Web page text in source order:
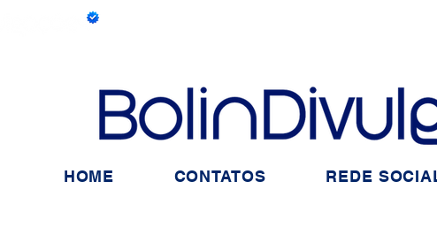
HOME CONTATOS REDE